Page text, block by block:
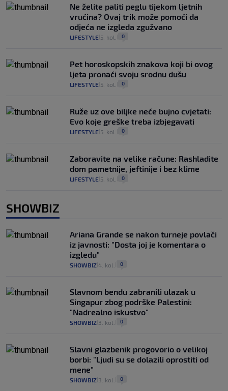
Ne želite paliti peglu tijekom ljetnih
vrućina? Ovaj trik može pomoći da
odjeća ne izgleda zgužvano
LIFESTYLE 5. kol. 0
Pet horoskopskih znakova koji bi ovog
ljeta pronaći svoju srodnu dušu
LIFESTYLE 5. kol. 0
Ruže uz ove biljke neće bujno cvjetati:
Evo koje greške treba izbjegavati
LIFESTYLE 5. kol. 0
Zaboravite na velike račune: Rashladite
dom pametnije, jeftinije i bez klime
LIFESTYLE 5. kol. 0
SHOWBIZ
Ariana Grande se nakon turneje povlači
iz javnosti: "Dosta joj je komentara o
izgledu"
SHOWBIZ 4. kol. 0
Slavnom bendu zabranili ulazak u
Singapur zbog podrške Palestini:
"Nadrealno iskustvo"
SHOWBIZ 3. kol. 0
Slavni glazbenik progovorio o velikoj
borbi: "Ljudi su se dolazili oprostiti od
mene"
SHOWBIZ 3. kol. 0